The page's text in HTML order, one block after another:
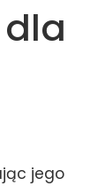
jego